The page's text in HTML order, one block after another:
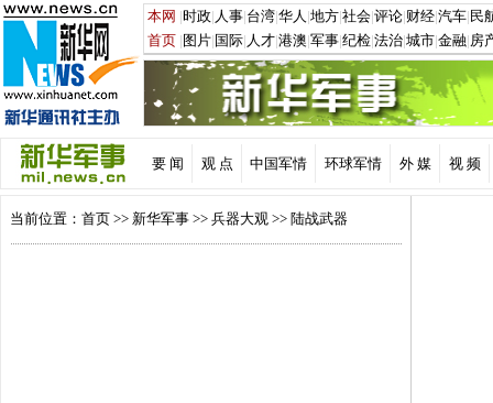
要 闻 观 点 中国军情 环球军情 外 媒 视 频
当前位置： 首页>>新华军事 >> 兵器大观>> 陆战武器